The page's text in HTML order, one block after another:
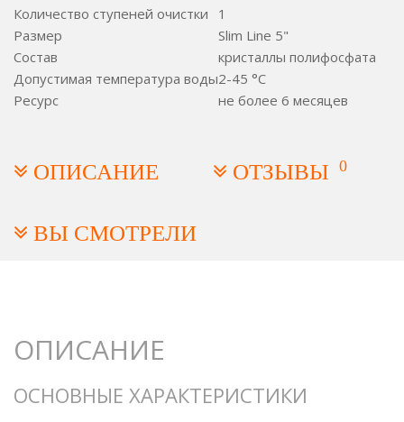
Количество ступеней очистки
1
Размер
Slim Line 5"
Состав
кристаллы полифосфата
Допустимая температура воды2-45 °C
Ресурс
не более 6 месяцев
ОПИСАНИЕ ОТЗЫВЫ 0
ВЫ СМОТРЕЛИ
ОПИСАНИЕ
ОСНОВНЫЕ ХАРАКТЕРИСТИКИ